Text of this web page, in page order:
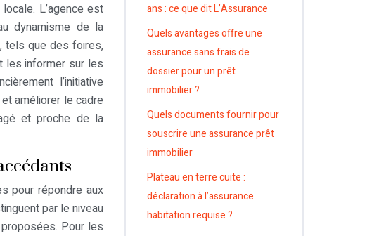
L’agence est
dynamisme de la
tels que des foires,
les informer sur les
l’initiative
améliorer le cadre
et proche de la
pour répondre aux
par le niveau
Pour les
ans : ce que dit L’Assurance
Quels avantages offre une
assurance sans frais de
dossier pour un prêt
immobilier ?
Quels documents fournir pour
souscrire une assurance prêt
immobilier
Plateau en terre cuite :
déclaration à l’assurance
habitation requise ?